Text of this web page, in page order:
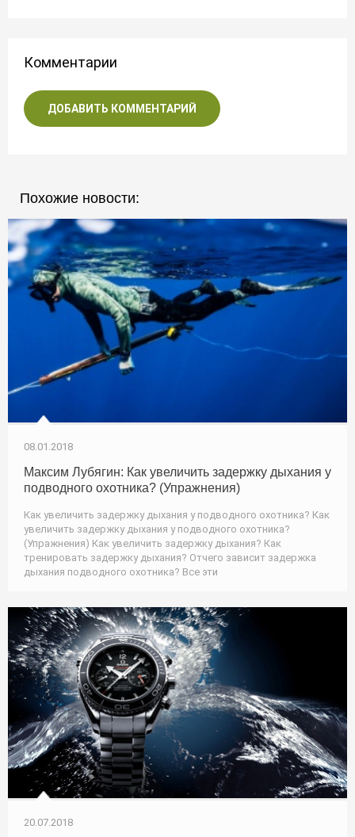
Комментарии
ДОБАВИТЬ КОММЕНТАРИЙ
Похожие новости:
08.01.2018
Максим Лубягин: Как увеличить задержку дыхания у
подводного охотника? (Упражнения)
Как увеличить задержку дыхания у подводного охотника? Как
увеличить задержку дыхания у подводного охотника?
(Упражнения) Как увеличить задержку дыхания? Как
тренировать задержку дыхания? Отчего зависит задержка
дыхания подводного охотника? Все эти
20.07.2018